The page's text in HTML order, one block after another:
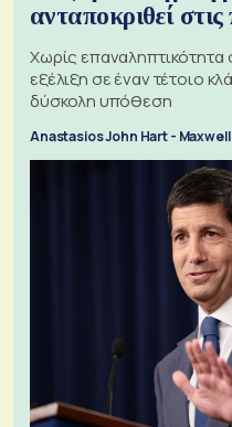
ανταποκριθεί
Χωρίς
εξέλιξη σε έναν τέτοιο
δύσκολη υπόθεση
Anastasios John Hart -